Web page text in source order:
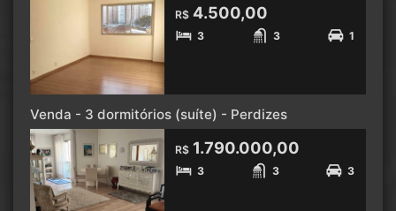
R$ 4.500,00
3 3 1
Venda - 3 dormitórios (suíte) - Perdizes
R$ 1.790.000,00
3 3 3